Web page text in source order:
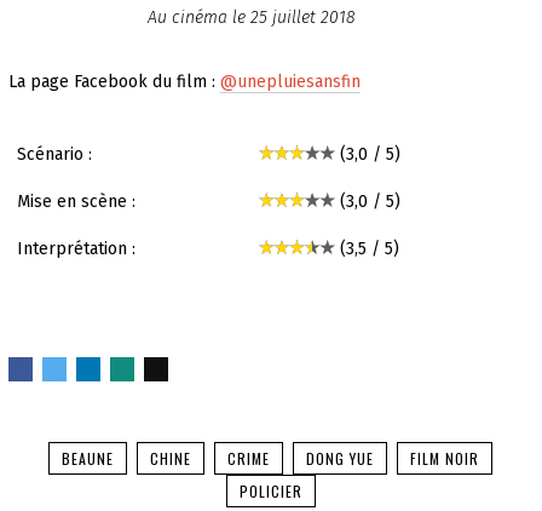
Au cinéma le 25 juillet 2018
La page Facebook du film : @unepluiesansfin
Scénario : (3,0 / 5)
Mise en scène : (3,0 / 5)
Interprétation : (3,5 / 5)
BEAUNE CHINE CRIME DONG YUE
FILM NOIR
POLICIER